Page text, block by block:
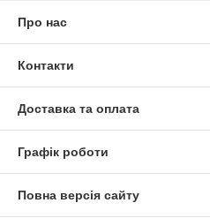
Про нас
Контакти
Доставка та оплата
Графік роботи
Повна версія сайту